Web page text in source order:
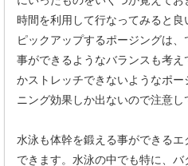
時間を利用して行なってみると
ピックアップするポージングは
事ができるようなバランスも考
かストレッチできないようなポ
ニング効果しか出ないので注意し
水泳も体幹を鍛える事ができる
できます。水泳の中でも特に、